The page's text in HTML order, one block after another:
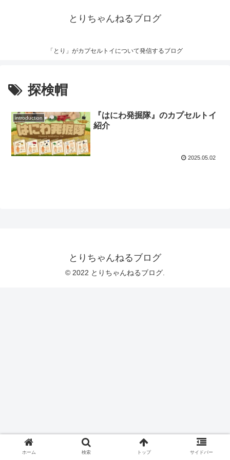
とりちゃんねるブログ
「とり」がカプセルトイについて発信するブログ
探検帽
introduction
『はにわ発掘隊』のカプセルトイ
紹介
2025.05.02
とりちゃんねるブログ
© 2022 とりちゃんねるブログ.
ホーム 検索 トップ サイドバー